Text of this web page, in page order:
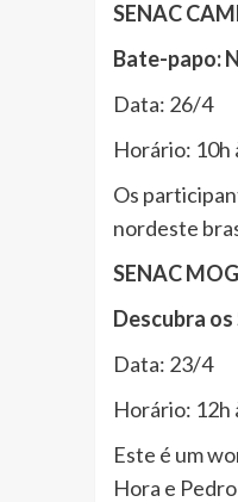
SENAC
Bate-papo:
Data: 26/4
Horário: 10h
Os
nordeste
SENAC
Descubra
Data: 23/4
Horário: 12h
Este é um
Hora e